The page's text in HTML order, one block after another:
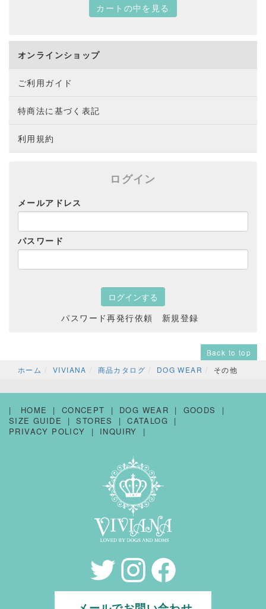
カートの中を見る
オンラインショップ
ご利用ガイド
特商法に基づく表記
利用規約
ログイン
メールアドレス
パスワード
パスワード再発行依頼 新規登録
Back to top
ホーム
VIVIANA 商品カタログ DOG WEAR その他
HOME CONCEPT DOG WEAR
GOODS
SIZE GUIDE
STORES
CATALOG
PRIVACY POLICY
INQUIRY